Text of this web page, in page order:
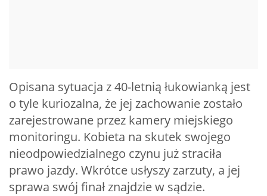
Opisana sytuacja z 40-letnią łukowianką jest
o tyle kuriozalna, że jej zachowanie zostało
zarejestrowane przez kamery miejskiego
monitoringu. Kobieta na skutek swojego
nieodpowiedzialnego czynu już straciła
prawo jazdy. Wkrótce usłyszy zarzuty, a jej
sprawa swój finał znajdzie w sądzie.